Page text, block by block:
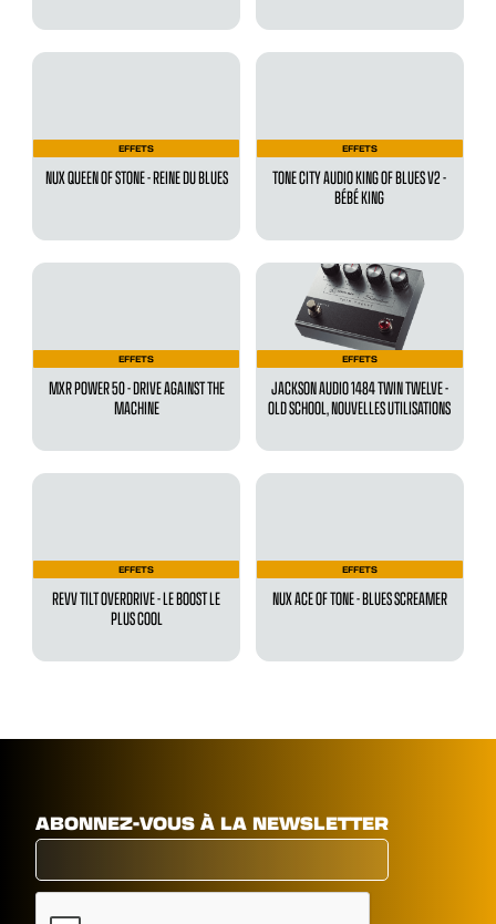
EFFETS
NUX QUEEN OF STONE - REINE DU BLUES
EFFETS
TONE CITY AUDIO KING OF BLUES V2 -
BÉBÉ KING
EFFETS
MXR POWER 50 - DRIVE AGAINST THE
MACHINE
EFFETS
JACKSON AUDIO 1484 TWIN TWELVE -
OLD SCHOOL, NOUVELLES UTILISATIONS
EFFETS
REVV TILT OVERDRIVE - LE BOOST LE
PLUS COOL
EFFETS
NUX ACE OF TONE - BLUES SCREAMER
ABONNEZ-VOUS À LA NEWSLETTER